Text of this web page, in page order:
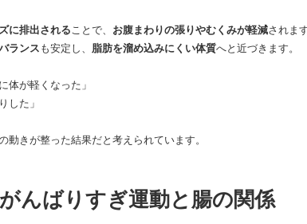
に排出される ことで、 お腹まわりの張りやむくみが軽減されま
ランス も安定し、 脂肪を溜め込みにくい体質へと近づきます。
体が軽くなった」
した」
動きが整った結果だと考えられています。
んばりすぎ運動と腸の関係